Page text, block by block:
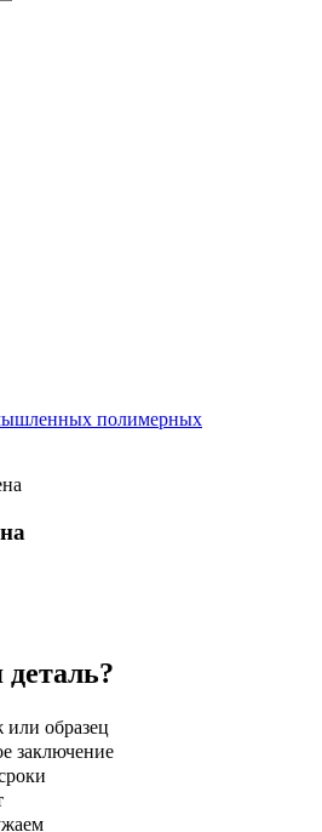
полимерных
образец
заключение